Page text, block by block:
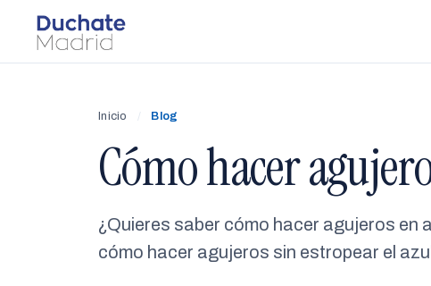
Inicio / Blog
Cómo hacer
¿Quieres saber cómo hacer agujeros en
cómo hacer agujeros sin estropear el